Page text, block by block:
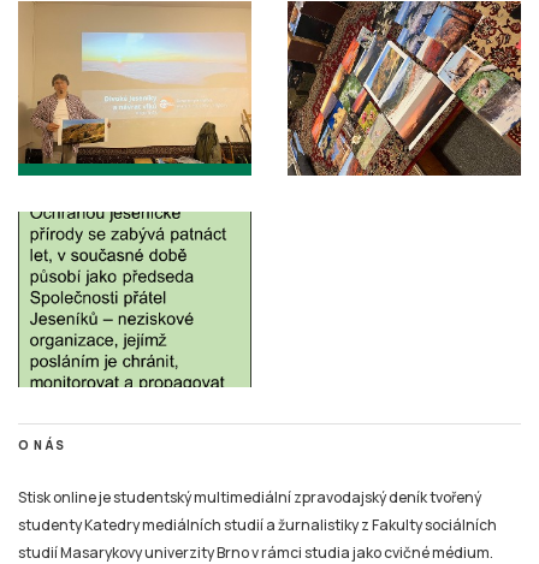
O NÁS
Stisk online je studentský multimediální zpravodajský deník tvořený
studenty Katedry mediálních studií a žurnalistiky z Fakulty sociálních
studií Masarykovy univerzity Brno v rámci studia jako cvičné médium.